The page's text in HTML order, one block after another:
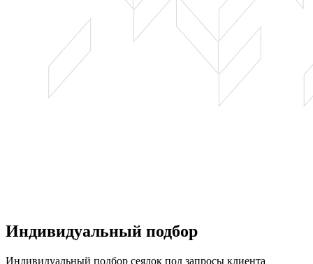
Индивидуальный подбор
Индивидуальный подбор сеялок под запросы клиента